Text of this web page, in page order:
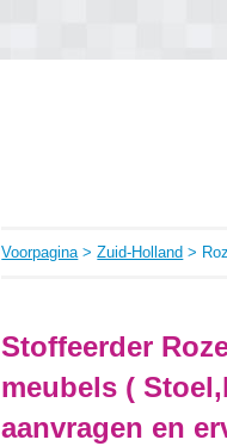
Voorpagina>Zuid-Holland >
Stoffeerder
meubels (
aanvragen en